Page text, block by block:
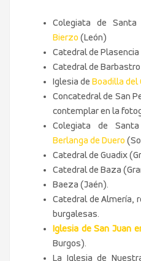
Colegiata de
Bierzo (León)
Catedral de
Catedral de
Iglesia de Boadilla del
Concatedral de San
contemplar en la
Colegiata de
Berlanga de Duero
Catedral de Guadix
Catedral de Baza
Baeza (Jaén).
Catedral de Almería,
burgalesas.
Iglesia de San Juan
Burgos).
La Iglesia de